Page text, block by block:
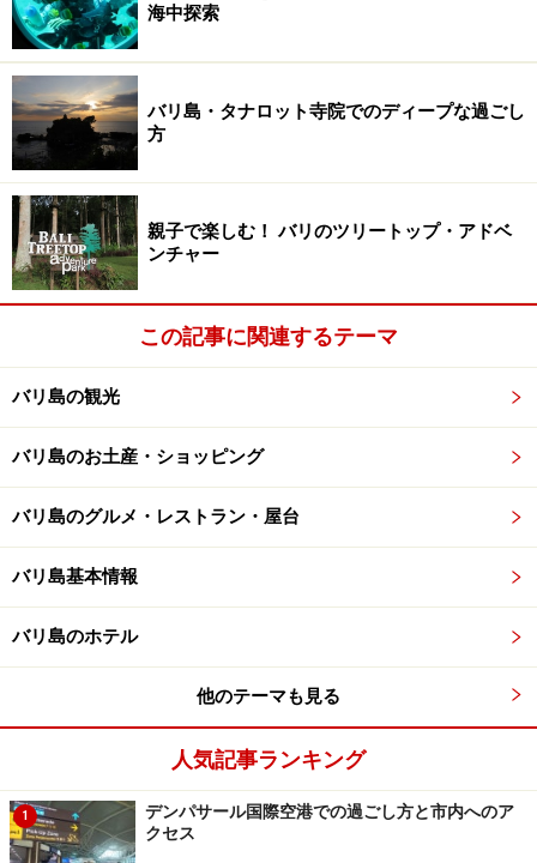
ォトジェニック
敷地内を歩いて離れた場所からの風景も壮大です
ウルワトゥ寺院と並んで夕日の名所であるタナロット寺
院。タナロット寺院とウルワトゥ寺院の夕日は当然同時
には見ることができないので、両方の寺院を観光をした
い場合はタナロット寺院での夕日観賞は諦めることにな
タナロット寺院は国内の観光客にも人気で、駐車場から
ある敷地の周囲は歩いて散歩をするにちょうどよく、い
ろいろな角度からお寺を眺めたり、記念写真を楽しむと
引き潮の時はお寺の下にある祠で聖水を浴びて清めても
らったり、寺の守り神だとされるヘビを見るなどの楽し
みもあります。夕日の時間まで滞在すると帰りの道路は
ウルワトゥ寺院と同じ理由で混雑するので、タナロット
海中探索
バリ島・タナロット寺院でのディープな過ごし
方
親子で楽しむ！ バリのツリートップ・アドベ
ンチャー
この記事に関連するテーマ
バリ島の観光
バリ島のお土産・ショッピング
バリ島のグルメ・レストラン・屋台
バリ島基本情報
バリ島のホテル
他のテーマも見る
人気記事ランキング
1
デンパサール国際空港での過ごし方と市内へのア
クセス